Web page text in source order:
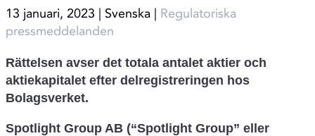
13 januari, 2023 | Svenska | Regulatoriska
pressmeddelanden
Rättelsen avser det totala antalet aktier och
aktiekapitalet efter delregistreringen hos
Bolagsverket.
Spotlight Group AB (“Spotlight Group” eller